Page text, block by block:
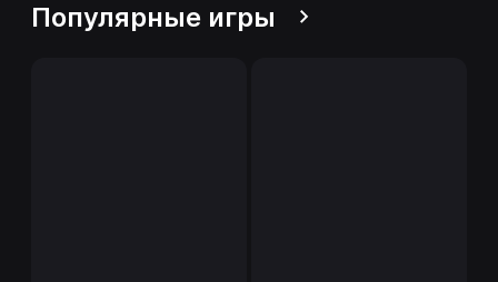
Популярные игры